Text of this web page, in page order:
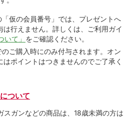
仮の会員番号」では、プレゼントへ
⾏えません。詳しくは、ご利⽤ガイ
いて」 をご確認ください。
ご購⼊時にのみ付与されます。オン
ポイントはつきませんのでご了承く
ついて
スガンなどの商品は、18歳未満の方は